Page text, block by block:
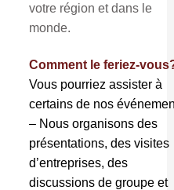
votre région et dans le
monde.
Comment le feriez-
Vous pourriez assister à
certains de nos
– Nous organisons des
présentations, des visites
d’entreprises, des
discussions de groupe et